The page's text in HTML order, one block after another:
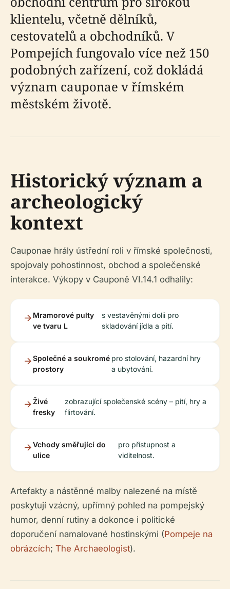
klientelu, včetně dělníků,
cestovatelů a obchodníků. V
Pompejích fungovalo více než 150
podobných zařízení, což dokládá
význam cauponae v římském
městském životě.
Historický význam a
archeologický
kontext
Cauponae hrály ústřední roli v římské společnosti,
spojovaly pohostinnost, obchod a společenské
interakce. Výkopy v Cauponě VI.14.1 odhalily:
Mramorové pulty
ve tvaru L
s vestavěnými dolii pro
skladování jídla a pití.
Společné a soukromé
prostory
pro stolování, hazardní hry
a ubytování.
Živé
fresky
zobrazující společenské scény – pití, hry a
flirtování.
Vchody směřující do
ulice
pro přístupnost a
viditelnost.
Artefakty a nástěnné malby nalezené na místě
poskytují vzácný, upřímný pohled na pompejský
humor, denní rutiny a dokonce i politické
doporučení namalované hostinskými (Pompeje na
obrázcích; The Archaeologist).